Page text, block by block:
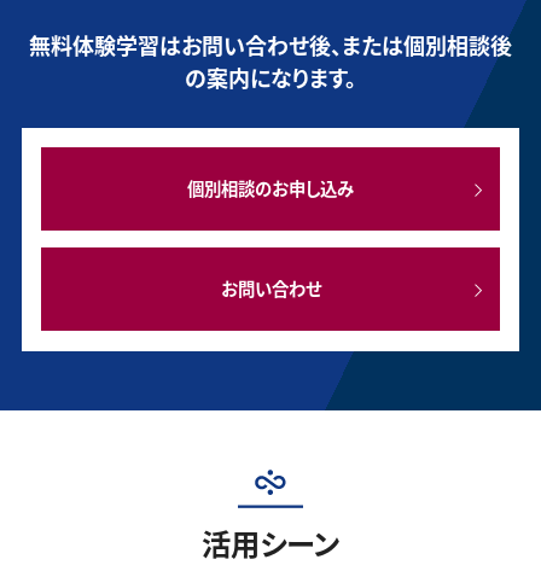
無料体験学習はお問い合わせ後、または個別相談後
の案内になります。
個別相談のお申し込み
お問い合わせ
活用シーン